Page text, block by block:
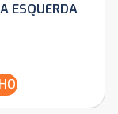
ESQUERDA